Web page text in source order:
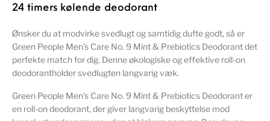
24 timers kølende deodorant
Ønsker du at modvirke svedlugt og samtidig dufte godt, så er
Green People Men's Care No. 9 Mint & Prebiotics Deodorant det
perfekte match for dig. Denne økologiske og effektive roll-on
deodorantholder svedlugten langvarig væk.
Green People Men's Care No. 9 Mint & Prebiotics Deodorant er
en roll-on deodorant, der giver langvarig beskyttelse mod